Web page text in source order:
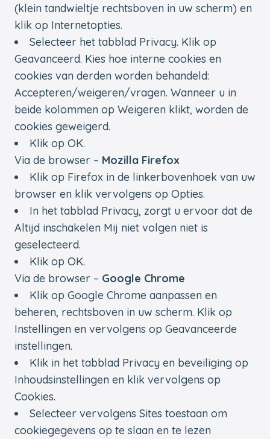
(klein tandwieltje rechtsboven in uw scherm) en
klik op Internetopties.
Selecteer het tabblad Privacy. Klik op
Geavanceerd. Kies hoe interne cookies en
cookies van derden worden behandeld:
Accepteren/weigeren/vragen. Wanneer u in
beide kolommen op Weigeren klikt, worden de
cookies geweigerd.
Klik op OK.
Via de browser – Mozilla Firefox
Klik op Firefox in de linkerbovenhoek van uw
browser en klik vervolgens op Opties.
In het tabblad Privacy, zorgt u ervoor dat de
Altijd inschakelen Mij niet volgen niet is
geselecteerd.
Klik op OK.
Via de browser – Google Chrome
Klik op Google Chrome aanpassen en
beheren, rechtsboven in uw scherm. Klik op
Instellingen en vervolgens op Geavanceerde
instellingen.
Klik in het tabblad Privacy en beveiliging op
Inhoudsinstellingen en klik vervolgens op
Cookies.
Selecteer vervolgens Sites toestaan om
cookiegegevens op te slaan en te lezen